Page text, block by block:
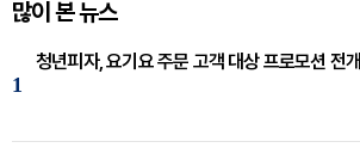
많이 본 뉴스
1
청년피자, 요기요 주문 고객 대상 프로모션 전개